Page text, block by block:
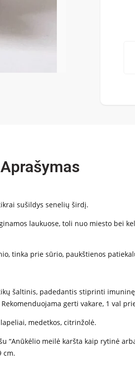
Aprašymas
sušildys senelių širdį.
laukuose, toli nuo miesto bei
tinka prie sūrio, paukštienos
šaltinis, padedantis stiprinti
gerti vakare, 1 val
medetkos, citrinžolė.
meilė karšta kaip rytinė
cm.